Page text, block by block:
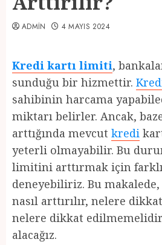
ADMIN 4 MAYIS 2024
Kredi kartı limiti,
sunduğu bir hizmettir.
sahibinin harcama
miktarı belirler. Ancak,
arttığında mevcut kredi
yeterli olmayabilir. Bu
limitini arttırmak için
deneyebiliriz. Bu makalede,
nasıl arttırılır, nelere
nelere dikkat
alacağız.